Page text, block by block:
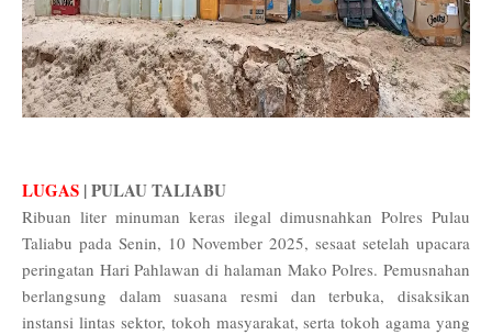
LUGAS | PULAU TALIABU
Ribuan liter minuman keras ilegal dimusnahkan Polres Pulau
Taliabu pada Senin, 10 November 2025, sesaat setelah upacara
peringatan Hari Pahlawan di halaman Mako Polres. Pemusnahan
berlangsung dalam suasana resmi dan terbuka, disaksikan
instansi lintas sektor, tokoh masyarakat, serta tokoh agama yang